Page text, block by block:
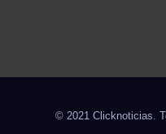
© 2021 Clicknoticias.